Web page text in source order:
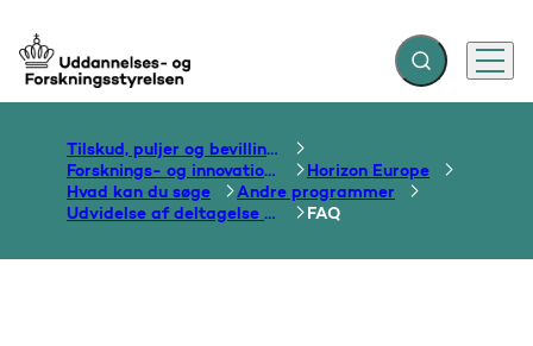
Gå til forsiden Fold søgefelt ud
Menu
Tilskud, puljer og bevillinger
Forsknings- og innovationsområdet
Horizon Europe
Hvad kan du søge
Andre programmer
Udvidelse af deltagelse (Widening) og Det Europæiske Forskningsrum (ERA)
FAQ